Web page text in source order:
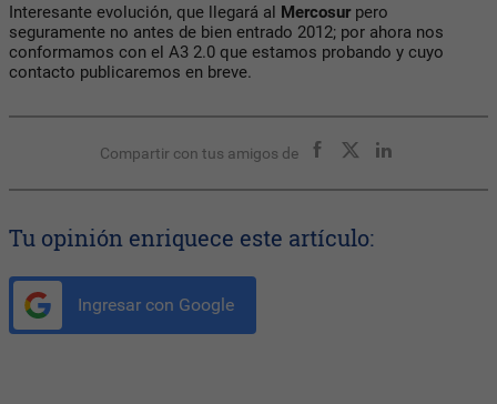
Interesante evolución, que llegará al Mercosur pero
seguramente no antes de bien entrado 2012; por ahora nos
conformamos con el A3 2.0 que estamos probando y cuyo
contacto publicaremos en breve.
Compartir con tus amigos de
Tu opinión enriquece este artículo:
Ingresar con Google